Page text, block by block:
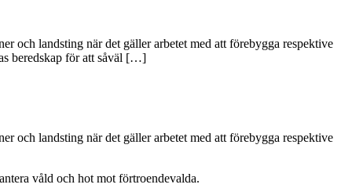
och landsting när det gäller arbetet med att förebygga respektive
beredskap för att såväl […]
och landsting när det gäller arbetet med att förebygga respektive
våld och hot mot förtroendevalda.